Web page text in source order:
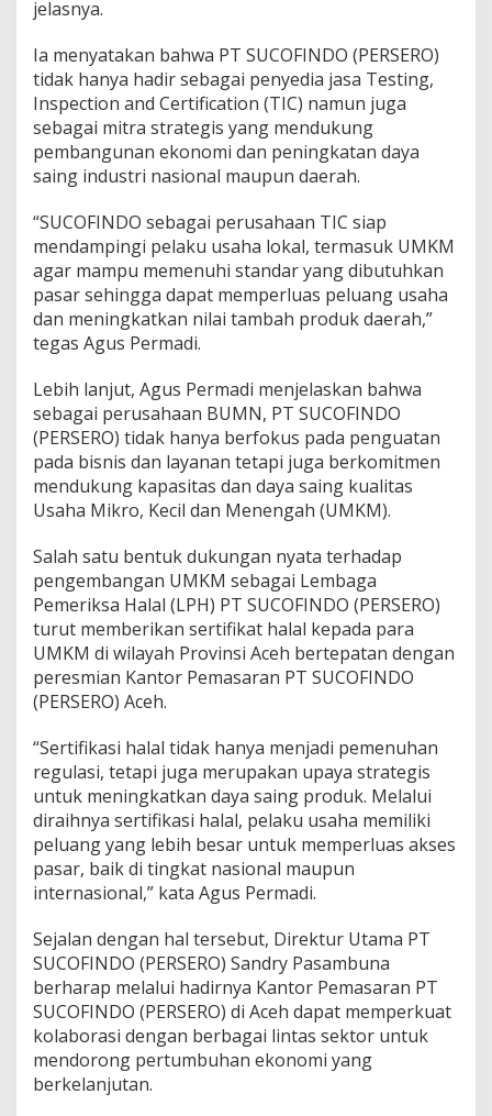
jelasnya.
Ia menyatakan bahwa PT SUCOFINDO (PERSERO)
tidak hanya hadir sebagai penyedia jasa Testing,
Inspection and Certification (TIC) namun juga
sebagai mitra strategis yang mendukung
pembangunan ekonomi dan peningkatan daya
saing industri nasional maupun daerah.
“SUCOFINDO sebagai perusahaan TIC siap
mendampingi pelaku usaha lokal, termasuk UMKM
agar mampu memenuhi standar yang dibutuhkan
pasar sehingga dapat memperluas peluang usaha
dan meningkatkan nilai tambah produk daerah,”
tegas Agus Permadi.
Lebih lanjut, Agus Permadi menjelaskan bahwa
sebagai perusahaan BUMN, PT SUCOFINDO
(PERSERO) tidak hanya berfokus pada penguatan
pada bisnis dan layanan tetapi juga berkomitmen
mendukung kapasitas dan daya saing kualitas
Usaha Mikro, Kecil dan Menengah (UMKM).
Salah satu bentuk dukungan nyata terhadap
pengembangan UMKM sebagai Lembaga
Pemeriksa Halal (LPH) PT SUCOFINDO (PERSERO)
turut memberikan sertifikat halal kepada para
UMKM di wilayah Provinsi Aceh bertepatan dengan
peresmian Kantor Pemasaran PT SUCOFINDO
(PERSERO) Aceh.
“Sertifikasi halal tidak hanya menjadi pemenuhan
regulasi, tetapi juga merupakan upaya strategis
untuk meningkatkan daya saing produk. Melalui
diraihnya sertifikasi halal, pelaku usaha memiliki
peluang yang lebih besar untuk memperluas akses
pasar, baik di tingkat nasional maupun
internasional,” kata Agus Permadi.
Sejalan dengan hal tersebut, Direktur Utama PT
SUCOFINDO (PERSERO) Sandry Pasambuna
berharap melalui hadirnya Kantor Pemasaran PT
SUCOFINDO (PERSERO) di Aceh dapat memperkuat
kolaborasi dengan berbagai lintas sektor untuk
mendorong pertumbuhan ekonomi yang
berkelanjutan.